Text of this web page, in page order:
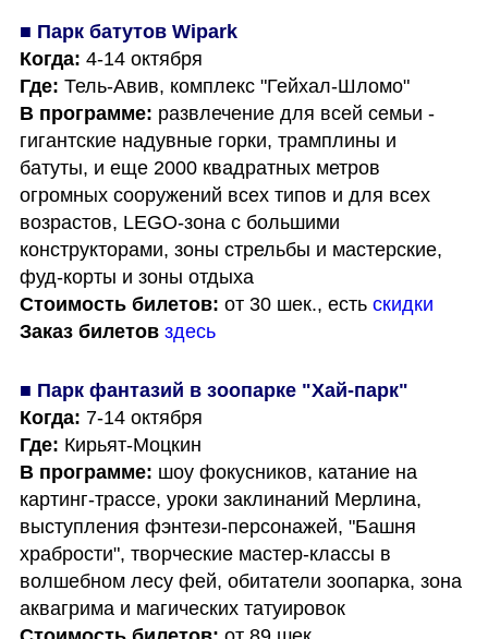
■ Парк батутов Wipark
Когда:
Где:
Тель-Авив, комплекс "Гейхал-Шломо"
В программе: развлечение для всей семьи -
гигантские надувные горки, трамплины и
батуты, и еще 2000 квадратных метров
огромных сооружений всех типов и для всех
возрастов, LEGO-зона с большими
конструкторами, зоны стрельбы и мастерские,
фуд-корты и зоны отдыха
Стоимость билетов: от 30 шек., есть скидки
Заказ билетов здесь
■ Парк фантазий в зоопарке "Хай-парк"
Когда:
Где:
В программе: шоу фокусников, катание на
картинг-трассе, уроки заклинаний Мерлина,
выступления фэнтези-персонажей, "Башня
храбрости", творческие мастер-классы в
волшебном лесу фей, обитатели зоопарка, зона
аквагрима и магических татуировок